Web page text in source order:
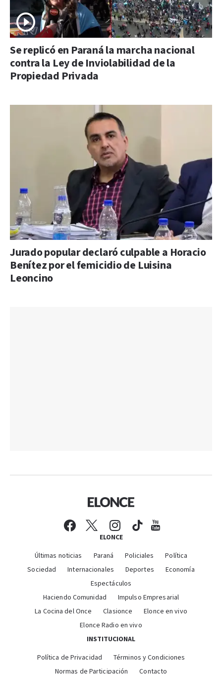
Se replicó en Paraná la marcha nacional
contra la Ley de Inviolabilidad de la
Propiedad Privada
Jurado popular declaró culpable a Horacio
Benítez por el femicidio de Luisina
Leoncino
ELONCE
Últimas noticias Paraná Policiales
Política
Sociedad
Internacionales Deportes
Economía
Espectáculos
Haciendo Comunidad
Impulso Empresarial
La Cocina del Once
Clasionce
Elonce en vivo
Elonce Radio en vivo
INSTITUCIONAL
Política de Privacidad
Términos y Condiciones
Normas de Participación
Contacto